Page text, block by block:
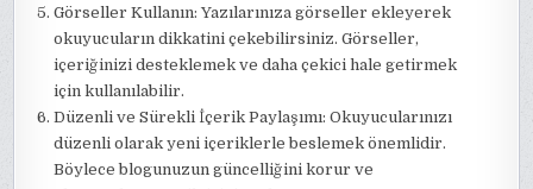
Görseller Kullanın: Yazılarınıza görseller ekleyerek
okuyucuların dikkatini çekebilirsiniz. Görseller,
içeriğinizi desteklemek ve daha çekici hale getirmek
için kullanılabilir.
Düzenli ve Sürekli İçerik Paylaşımı: Okuyucularınızı
düzenli olarak yeni içeriklerle beslemek önemlidir.
Böylece blogunuzun güncelliğini korur ve